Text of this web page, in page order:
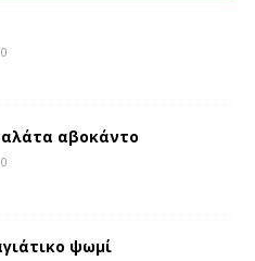
0
αβοκάντο
0
ψωμί